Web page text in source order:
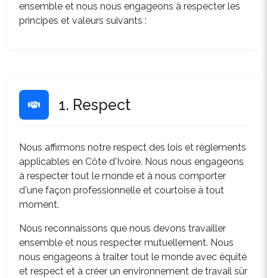
ensemble et nous nous engageons à respecter les
principes et valeurs suivants :
1. Respect
Nous affirmons notre respect des lois et règlements
applicables en Côte d'Ivoire. Nous nous engageons
à respecter tout le monde et à nous comporter
d'une façon professionnelle et courtoise à tout
moment.
Nous reconnaissons que nous devons travailler
ensemble et nous respecter mutuellement. Nous
nous engageons à traiter tout le monde avec équité
et respect et à créer un environnement de travail sûr